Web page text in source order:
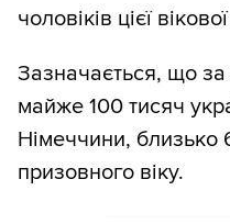
чоловіків цієї
Зазначається, що за
майже 100 тисяч
Німеччини, близько
призовного віку.